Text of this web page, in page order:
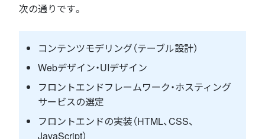
次の通りです。
コンテンツモデリング（テーブル設計）
Webデザイン・UIデザイン
フロントエンドフレームワーク・ホスティング
サービスの選定
フロントエンドの実装（HTML、CSS、
JavaScript）